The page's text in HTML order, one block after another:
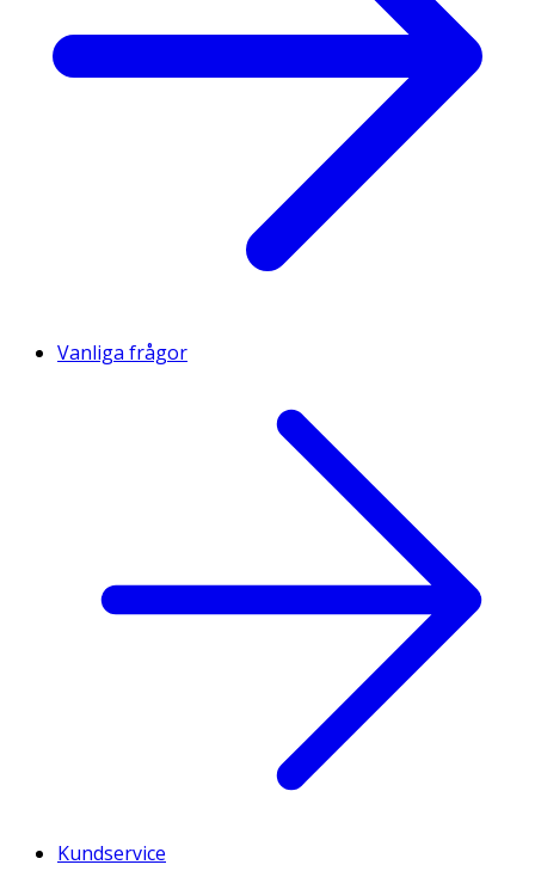
Vanliga frågor
Kundservice